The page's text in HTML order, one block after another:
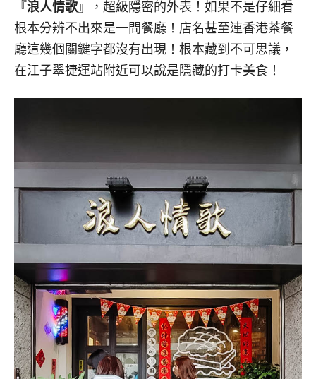
『 浪人情歌』，超級隱密的外表！如果不是仔細看
根本分辨不出來是一間餐廳！店名甚至連香港茶餐
廳這幾個關鍵字都沒有出現！根本藏到不可思議，
在江子翠捷運站附近可以說是隱藏的打卡美食！